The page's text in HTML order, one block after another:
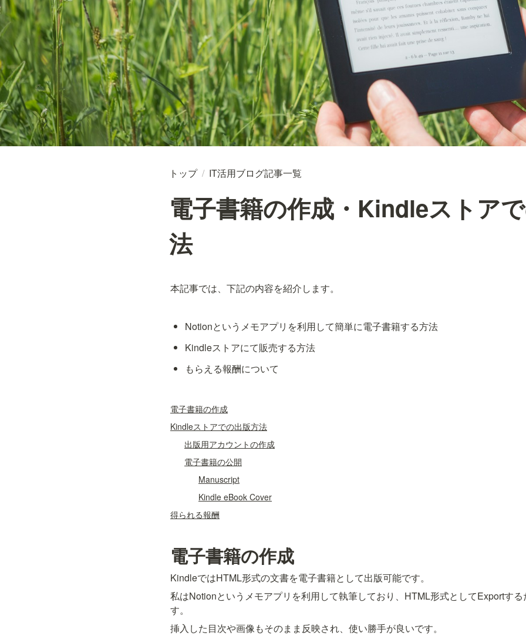
トップ / IT活用ブログ記事一覧
電子書籍の作成・Kindleストア
法
本記事では、下記の内容を紹介します。
Notionというメモアプリを利用して簡単に電子書籍する方法
Kindleストアにて販売する方法
もらえる報酬について
電子書籍の作成
Kindleストアでの出版方法
出版用アカウントの作成
電子書籍の公開
Manuscript
Kindle eBook Cover
得られる報酬
電子書籍の作成
KindleではHTML形式の文書を電子書籍として出版可能です。
私はNotionというメモアプリを利用して執筆しており、HTML形式としてExportする
す。
挿入した目次や画像もそのまま反映され、使い勝手が良いです。